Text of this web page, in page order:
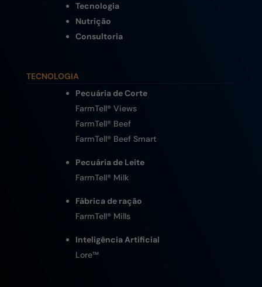
Tecnologia
Nutrição
Consultoria
TECNOLOGIA
Pecuária de Corte
FarmTell® Views
FarmTell® Beef
FarmTell® Beef Smart
Pecuária de Leite
FarmTell® Milk
Fábrica de ração
FarmTell® Mills
Inteligência Artificial
Lore™